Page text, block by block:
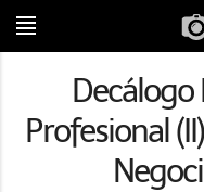
Profesional